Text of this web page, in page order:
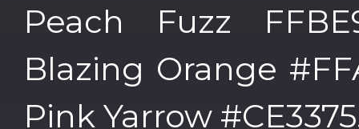
Peach Fuzz
Blazing Orange
Pink Yarrow